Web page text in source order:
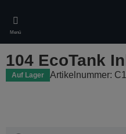
main
content
Menü
104 EcoTank
Auf Lager Artikelnummer: